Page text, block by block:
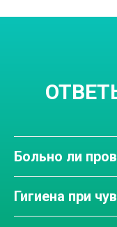
Больно ли
Гигиена при